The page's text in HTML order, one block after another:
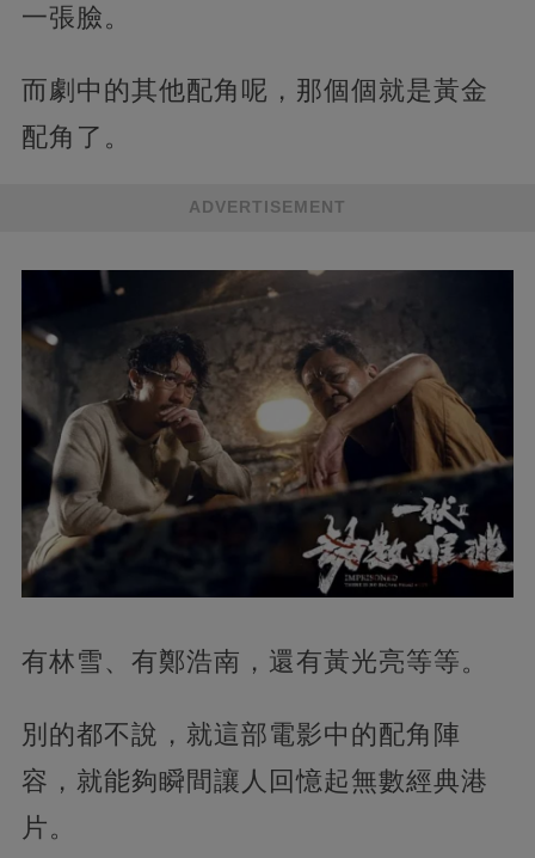
一張臉。
而劇中的其他配角呢，那個個就是黃金
配角了。
ADVERTISEMENT
有林雪、有鄭浩南，還有黃光亮等等。
別的都不說，就這部電影中的配角陣
容，就能夠瞬間讓人回憶起無數經典港
片。